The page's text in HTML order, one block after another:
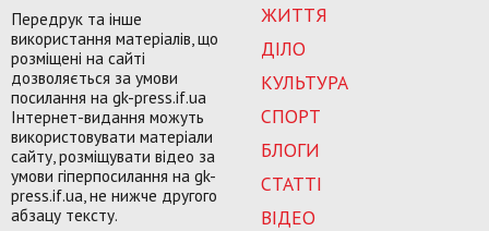
ЖИТТЯ
ДІЛО
КУЛЬТУРА
СПОРТ
БЛОГИ
СТАТТІ
ВІДЕО
Передрук та інше
використання матеріалів, що
розміщені на сайті
дозволяється за умови
посилання на gk-press.if.ua
Інтернет-видання можуть
використовувати матеріали
сайту, розміщувати відео за
умови гіперпосилання на gk-
press.if.ua, не нижче другого
абзацу тексту.